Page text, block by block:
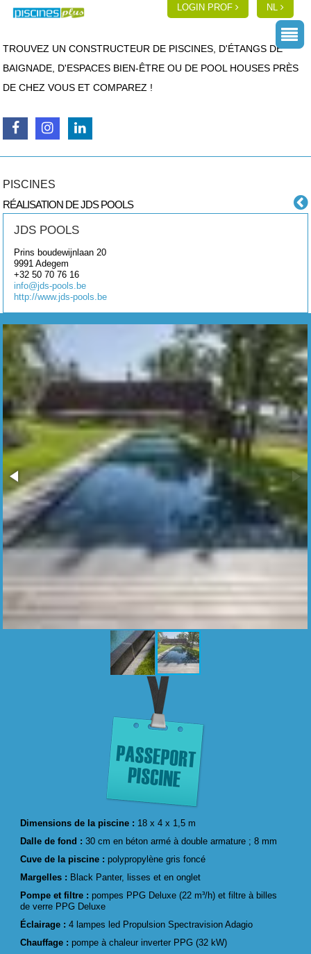
LOGIN PROF NL
TROUVEZ UN CONSTRUCTEUR DE PISCINES, D'ÉTANGS DE
BAIGNADE, D'ESPACES BIEN-ÊTRE OU DE POOL HOUSES PRÈS
DE CHEZ VOUS ET COMPAREZ !
PISCINES
RÉALISATION DE JDS POOLS
JDS POOLS
Prins boudewijnlaan 20
9991 Adegem
+32 50 70 76 16
info@jds-pools.be
http://www.jds-pools.be
Dimensions de la piscine : 18 x 4 x 1,5 m
Dalle de fond :30 cm en béton armé à double armature ; 8 mm
Cuve de la piscine :polypropylène gris foncé
Margelles : Black Panter, lisses et en onglet
Pompe et filtre :pompes PPG Deluxe (22 m³/h) et filtre à billes
de verre PPG Deluxe
Éclairage :4 lampes led Propulsion Spectravision Adagio
Chauffage :pompe à chaleur inverter PPG (32 kW)